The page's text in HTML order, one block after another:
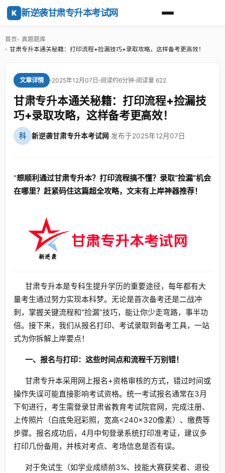
K 新逆袭甘肃专升本考试网
首页
真题题库
甘肃专升本通关秘籍：打印流程+捡漏技巧+录取攻略，这样备考更高效！
文章详情 2025年12月07日 阅读约6分钟 阅读量 622
甘肃专升本通关秘籍：打印流程+捡漏技
巧+录取攻略，这样备考更高效！
科 新逆袭甘肃专升本考试网·发布于2025年12月07日
"想顺利通过甘肃专升本？打印流程搞不懂？录取“捡漏”机会
在哪里？赶紧码住这篇超全攻略，文末有上岸神器推荐！
甘肃专升本是专科生提升学历的重要途径，每年都有大
量考生通过努力实现本科梦。无论是首次备考还是二战冲
刺，掌握关键流程和“捡漏”技巧，能让你少走弯路，事半功
倍。接下来，我们从报名打印、考试录取到备考工具，一站
式为你拆解上岸要点！
一、报名与打印：这些时间点和流程千万别错！
甘肃专升本采用网上报名+资格审核的方式，错过时间或
操作失误可能直接影响考试资格。统一考试报名通常在3月
下旬进行，考生需登录甘肃省教育考试院官网，完成注册、
上传照片（白底免冠彩照，宽高<240×320像素）、缴费等
步骤。报名成功后，4月中旬登录系统打印准考证，建议多
打印几份备用，并核对考点、考场信息是否有误。
对于免试生（如学业成绩前3%、技能大赛获奖者、退役